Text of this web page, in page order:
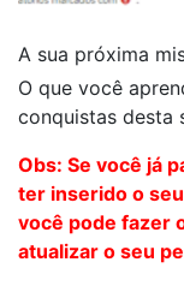
A sua próxima
O que você
conquistas desta
Obs: Se você já
ter inserido o
você pode fazer
atualizar o seu